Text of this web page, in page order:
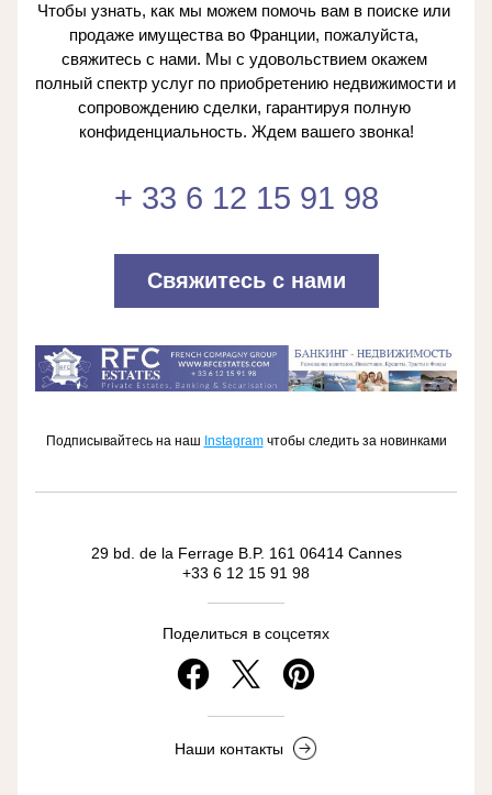
Чтобы узнать, как мы можем помочь вам в поиске или
продаже имущества во Франции, пожалуйста,
свяжитесь с нами. Мы с удовольствием окажем
полный спектр услуг по приобретению недвижимости и
сопровождению сделки, гарантируя полную
конфиденциальность. Ждем вашего звонка!
+ 33 6 12 15 91 98
Свяжитесь с нами
Подписывайтесь на наш Instagram чтобы следить за новинками
29 bd. de la Ferrage B.P. 161 06414 Cannes
+33 6 12 15 91 98
Поделиться в соцсетях
Наши контакты